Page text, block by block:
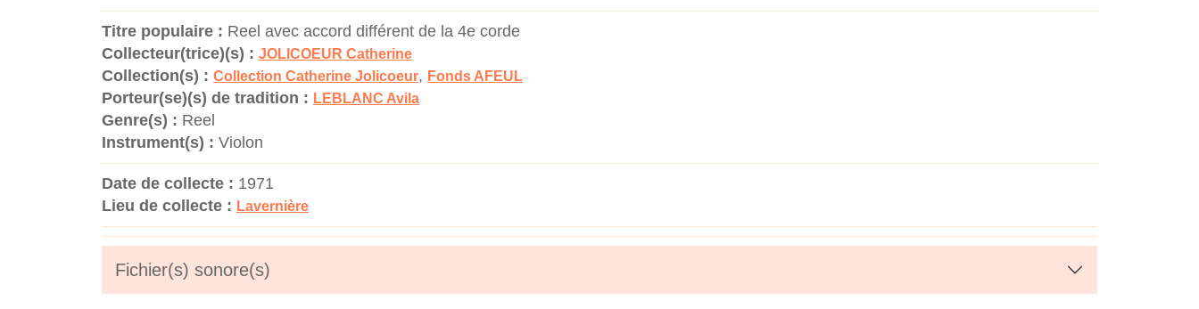
Titre populaire : Reel avec accord différent de la 4e corde
Collecteur(trice)(s) : JOLICOEUR Catherine
Collection(s) : Collection Catherine Jolicoeur, Fonds AFEUL
Porteur(se)(s) de tradition : LEBLANC Avila
Genre(s) : Reel
Instrument(s) : Violon
Date de collecte : 1971
Lieu de collecte : Lavernière
Fichier(s) sonore(s)